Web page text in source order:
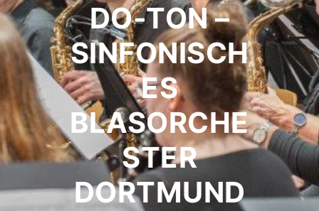
DO-TON –
SINFONISCH
ES
BLASORCHE
STER
DORTMUND